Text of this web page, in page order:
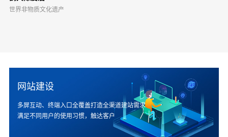
世界非物质文化遗产
网站建设
多屏互动、终端入口全覆盖打造全渠道建站需求
满足不同用户的使用习惯，触达客户